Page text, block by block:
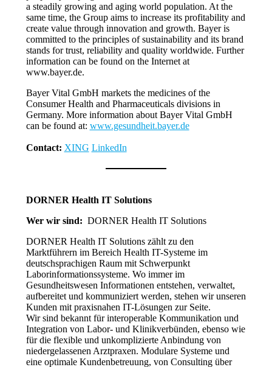
a steadily growing and aging world population. At the
same time, the Group aims to increase its profitability and
create value through innovation and growth. Bayer is
committed to the principles of sustainability and its brand
stands for trust, reliability and quality worldwide. Further
information can be found on the Internet at
www.bayer.de.
Bayer Vital GmbH markets the medicines of the
Consumer Health and Pharmaceuticals divisions in
Germany. More information about Bayer Vital GmbH
can be found at: www.gesundheit.bayer.de
Contact: XING LinkedIn
DORNER Health IT Solutions
Wer wir sind: DORNER Health IT Solutions
DORNER Health IT Solutions zählt zu den
Marktführern im Bereich Health IT-Systeme im
deutschsprachigen Raum mit Schwerpunkt
Laborinformationssysteme. Wo immer im
Gesundheitswesen Informationen entstehen, verwaltet,
aufbereitet und kommuniziert werden, stehen wir unseren
Kunden mit praxisnahen IT-Lösungen zur Seite.
Wir sind bekannt für interoperable Kommunikation und
Integration von Labor- und Klinikverbünden, ebenso wie
für die flexible und unkomplizierte Anbindung von
niedergelassenen Arztpraxen. Modulare Systeme und
eine optimale Kundenbetreuung, von Consulting über